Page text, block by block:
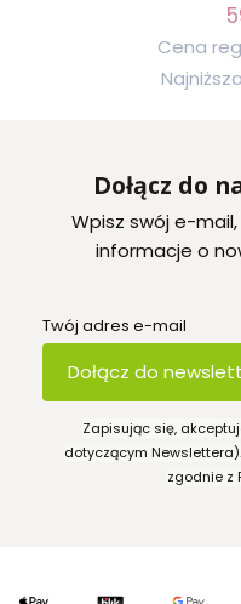
Cena
Dołącz do
Wpisz swój e-
informacje o
Twój adres e-mail
Dołącz do
Zapisując się,
dotyczącym
zgodnie z